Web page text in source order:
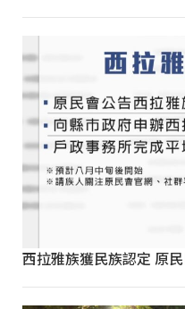
西拉雅族獲民族認定 原